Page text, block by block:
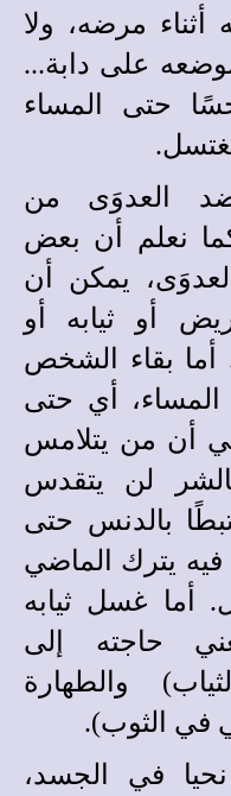
مرضه، ولا
على دابة...
حتى المساء
ضد العدوَى من
كما نعلم أن بعض
يمكن أن
أو ثيابه أو
أما بقاء الشخص
أي حتى
أن من يتلامس
لن يتقدس
بالدنس حتى
فيه يترك الماضي
أما غسل ثيابه
حاجته إلى
والطهارة
في الثوب).
نحيا في الجسد،